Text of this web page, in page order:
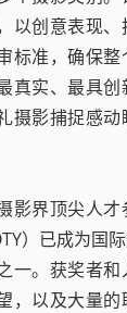
以创意表现
标准，确保整
真实、最具
摄影捕捉感
影界顶尖人
）已成为国
一。获奖者
，以及大量